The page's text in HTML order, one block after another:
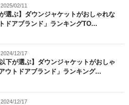
02/11
が選ぶ】ダウンジャケットがおしゃれな
ドアブランド」ランキングTO...
12/17
以下が選ぶ】ダウンジャケットがおしゃ
ウトドアブランド」ランキング...
12/17